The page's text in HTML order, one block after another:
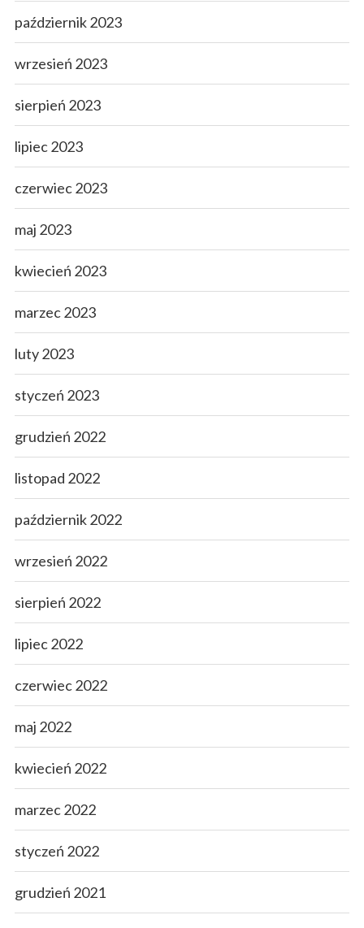
październik 2023
wrzesień 2023
sierpień 2023
lipiec 2023
czerwiec 2023
maj 2023
kwiecień 2023
marzec 2023
luty 2023
styczeń 2023
grudzień 2022
listopad 2022
październik 2022
wrzesień 2022
sierpień 2022
lipiec 2022
czerwiec 2022
maj 2022
kwiecień 2022
marzec 2022
styczeń 2022
grudzień 2021